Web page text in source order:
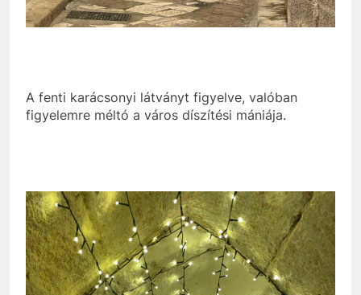
A fenti karácsonyi látványt figyelve, valóban
figyelemre méltó a város díszítési mániája.